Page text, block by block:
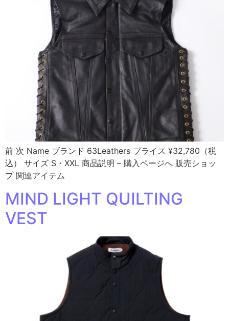
前 次 Name ブランド 63Leathers プライス ¥32,780（税
込） サイズ S・XXL 商品説明 – 購入ページへ 販売ショッ
プ 関連アイテム
MIND LIGHT QUILTING
VEST